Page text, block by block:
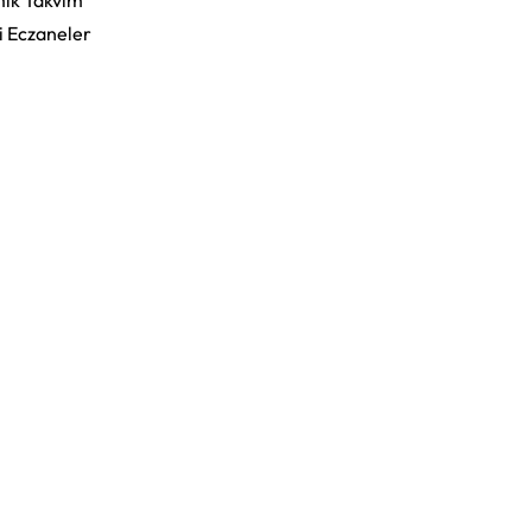
Eczaneler